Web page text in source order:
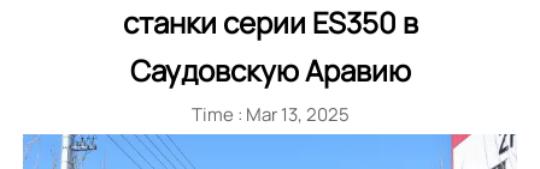
станки серии ES350 в
Саудовскую Аравию
Time : Mar 13, 2025